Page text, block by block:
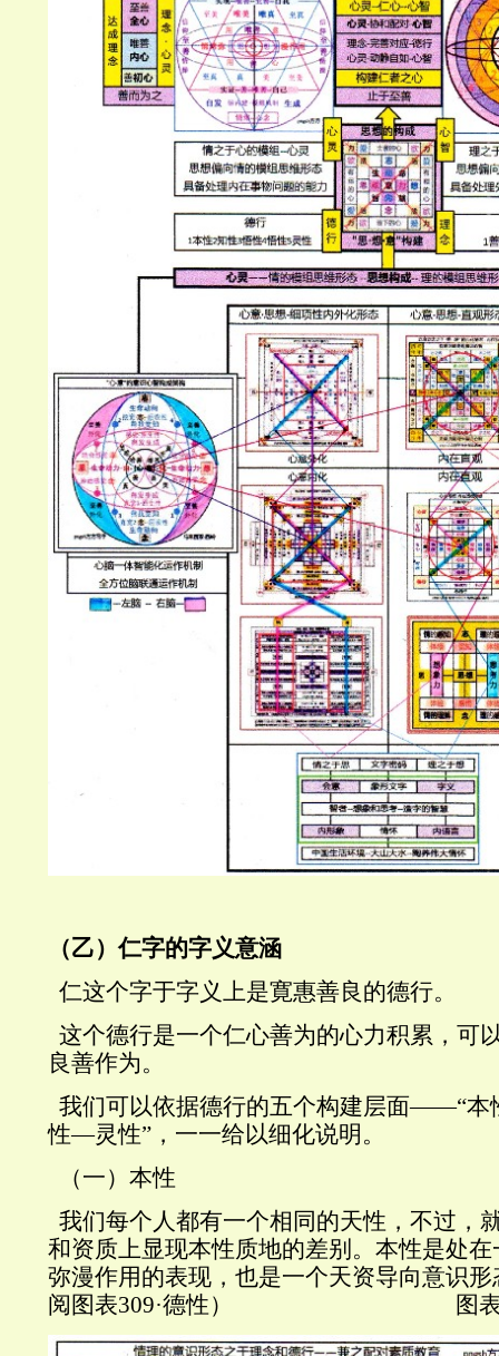
（乙）仁字的字义意涵
仁这个字于字义上是寛惠善良的德行。
这个德行是一个仁心善为的心力积累，可
良善作为。
我们可以依据德行的五个构建层面——“
性—灵性”，一一给以细化说明。
（一）本性
我们每个人都有一个相同的天性，不过，
和资质上显现本性质地的差别。本性是处
弥漫作用的表现，也是一个天资导向意识
阅图表309·德性） 图